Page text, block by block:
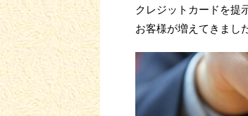
クレジットカードを提
お客様が増えてきました